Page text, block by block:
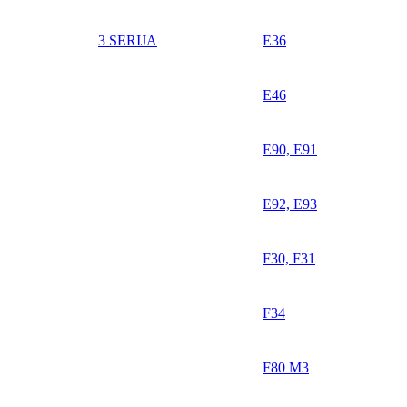
3 SERIJA E36
E46
E90, E91
E92, E93
F30, F31
F34
F80 M3